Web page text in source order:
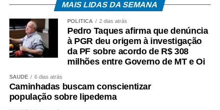
WhatsApp
Facebook
Twitter
Messenger
LinkedIn
Share
MAIS LIDAS DA SEMANA
POLÍTICA 2 dias atrás
Pedro Taques afirma que denúncia
à PGR deu origem à investigação
da PF sobre acordo de R$ 308
milhões entre Governo de MT e Oi
SAÚDE 6 dias atrás
Caminhadas buscam conscientizar
população sobre lipedema